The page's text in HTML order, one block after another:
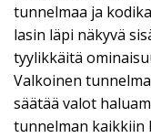
tunnelmaa ja
lasin läpi näkyvä
tyylikkäitä
Valkoinen
säätää valot
tunnelman kaikkiin